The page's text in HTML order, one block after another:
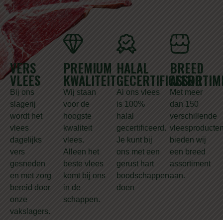
VERS
VLEES
Bij ons
slagerij
wordt het
vlees
dagelijks
vers
gesneden
en met zorg
bereid door
onze
vakslagers.
PREMIUM
KWALITEIT
Wij staan
voor de
hoogste
kwaliteit
vlees.
Alleen het
beste vlees
komt bij ons
in de
schappen.
HALAL
GECERTIFICEERD
Al ons vlees
is 100%
halal
gecertificeerd.
Je kunt bij
ons met een
gerust hart
boodschappen
doen
BREED
Met meer
dan 150
verschillende
bieden wij
een breed
assortiment
aan.